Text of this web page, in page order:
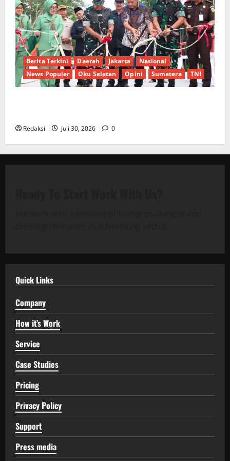
Berita Terkini Daerah Jakarta
Nasional
News Populer
Oku Selatan Opini Sumatera TNI
Redaksi Juli 30, 2026 0
Quick Links
Company
How it’s Work
Service
Case Studies
Pricing
Privacy Policy
Support
Press media